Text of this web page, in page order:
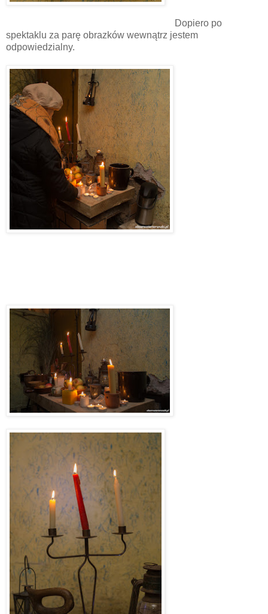
Dopiero po
spektaklu za parę obrazków wewnątrz jestem
odpowiedzialny.